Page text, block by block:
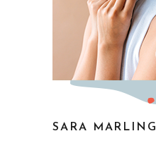
SARA MARLING